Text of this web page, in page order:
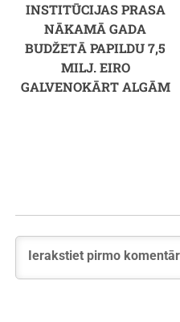
INSTITŪCIJAS PRASA
NĀKAMĀ GADA
BUDŽETĀ PAPILDU 7,5
MILJ. EIRO
GALVENOKĀRT ALGĀM